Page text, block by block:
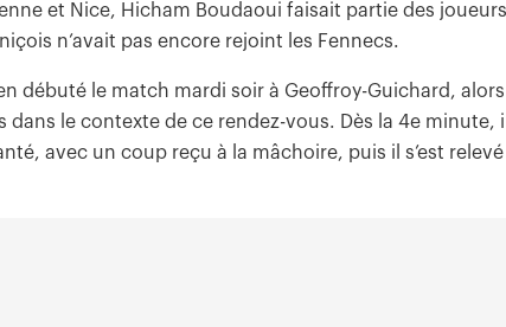
et Nice, Hicham Boudaoui faisait partie des joueurs
n’avait pas encore rejoint les Fennecs.
débuté le match mardi soir à Geoffroy-Guichard, alors
le contexte de ce rendez-vous. Dès la 4e minute,
avec un coup reçu à la mâchoire, puis il s’est relevé